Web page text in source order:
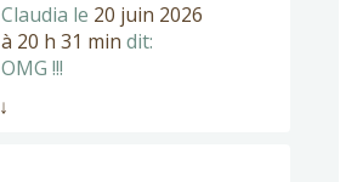
Claudia le 20 juin 2026
à 20 h 31 min dit:
OMG !!!
↓